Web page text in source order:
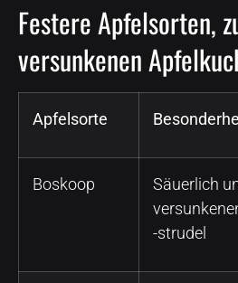
Festere Apfelsorten,
versunkenen
Apfelsorte
Boskoop
Säuerlich
-strudel